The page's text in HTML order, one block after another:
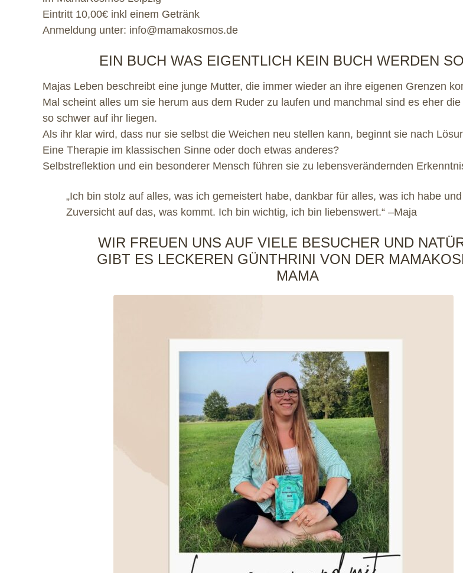
Eintritt 10,00€ inkl einem Getränk
Anmeldung unter: info@mamakosmos.de
EIN BUCH WAS EIGENTLICH KEIN BUCH WERDEN
Majas Leben beschreibt eine junge Mutter, die immer wieder an ihre eigenen Grenzen
Mal scheint alles um sie herum aus dem Ruder zu laufen und manchmal sind es eher
so schwer auf ihr liegen.
Als ihr klar wird, dass nur sie selbst die Weichen neu stellen kann, beginnt sie nach
Eine Therapie im klassischen Sinne oder doch etwas anderes?
Selbstreflektion und ein besonderer Mensch führen sie zu lebensverändernden
„Ich bin stolz auf alles, was ich gemeistert habe, dankbar für alles, was ich habe
Zuversicht auf das, was kommt. Ich bin wichtig, ich bin liebenswert.“ –Maja
WIR FREUEN UNS AUF VIELE BESUCHER UND
GIBT ES LECKEREN GÜNTHRINI VON DER
MAMA